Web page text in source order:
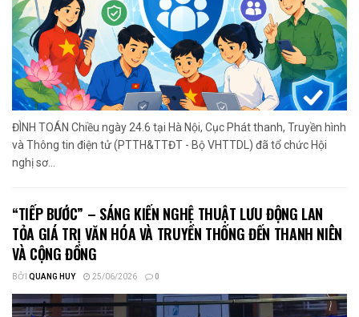
ĐÌNH TOÁN Chiều ngày 24.6 tại Hà Nội, Cục Phát thanh, Truyền hình
và Thông tin điện tử (PTTH&TTĐT - Bộ VHTTDL) đã tổ chức Hội
nghị sơ...
“TIẾP BƯỚC” – SÁNG KIẾN NGHỆ THUẬT LƯU ĐỘNG LAN
TỎA GIÁ TRỊ VĂN HÓA VÀ TRUYỀN THỐNG ĐẾN THANH NIÊN
VÀ CỘNG ĐỒNG
BỞI QUANG HUY 25/06/2026 0